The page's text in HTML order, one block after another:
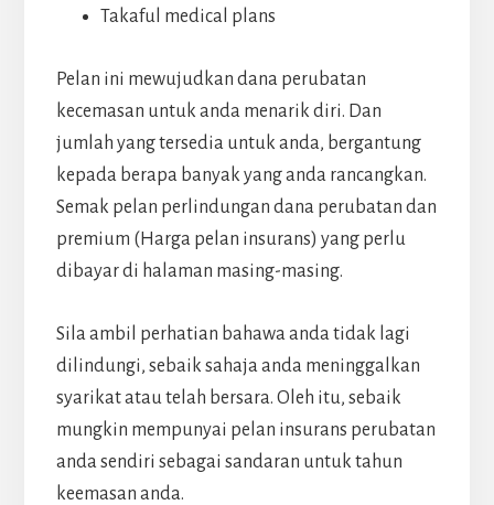
Takaful medical plans
Pelan ini mewujudkan dana perubatan
kecemasan untuk anda menarik diri. Dan
jumlah yang tersedia untuk anda, bergantung
kepada berapa banyak yang anda rancangkan.
Semak pelan perlindungan dana perubatan dan
premium (Harga pelan insurans) yang perlu
dibayar di halaman masing-masing.
Sila ambil perhatian bahawa anda tidak lagi
dilindungi, sebaik sahaja anda meninggalkan
syarikat atau telah bersara. Oleh itu, sebaik
mungkin mempunyai pelan insurans perubatan
anda sendiri sebagai sandaran untuk tahun
keemasan anda.